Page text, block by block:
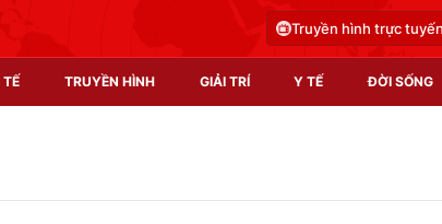
Truyền hình trực tuyến
TẾ TRUYỀN HÌNH GIẢI TRÍ Y TẾ ĐỜI SỐNG